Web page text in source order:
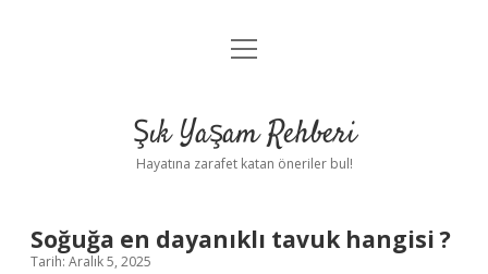
Anasayfa
Yasal Uyarı
menüyü
Şık Yaşam Rehberi
Hayatına zarafet katan öneriler bul!
Soğuğa en dayanıklı tavuk hangisi ?
Tarih: Aralık 5, 2025